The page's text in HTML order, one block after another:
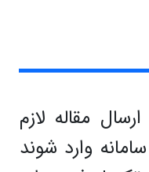
مقاله لازم
وارد شوند